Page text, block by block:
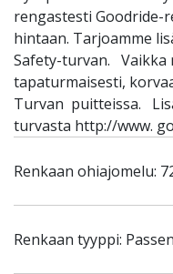
rengastesti Goodride-
hintaan. Tarjoamme
Safety-turvan. Vaikka
tapaturmaisesti,
Turvan puitteissa.
turvasta http://www.
Renkaan ohiajomelu:
Renkaan tyyppi: